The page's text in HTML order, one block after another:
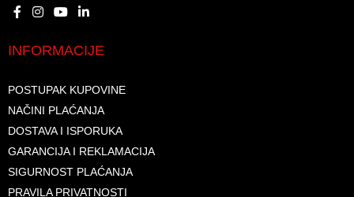
INFORMACIJE
POSTUPAK KUPOVINE
NAČINI PLAĆANJA
DOSTAVA I ISPORUKA
GARANCIJA I REKLAMACIJA
SIGURNOST PLAĆANJA
PRAVILA PRIVATNOSTI